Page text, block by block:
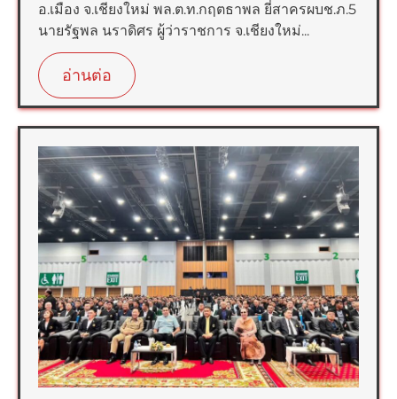
อ.เมือง จ.เชียงใหม่ พล.ต.ท.กฤตธาพล ยี่สาครผบช.ภ.5
นายรัฐพล นราดิศร ผู้ว่าราชการ จ.เชียงใหม่...
อ่านต่อ